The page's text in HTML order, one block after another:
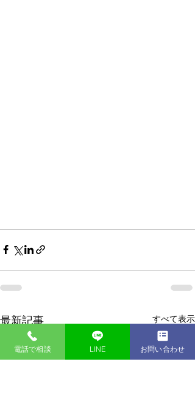
最新記事 すべて表示
電話で相談 LINE お問い合わせ